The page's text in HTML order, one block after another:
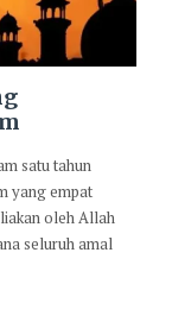
satu tahun
yang empat
oleh Allah
seluruh amal